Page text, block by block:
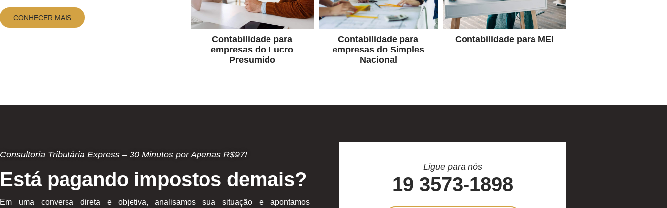
CONHECER MAIS
Lucro Presumido
Contabilidade para
empresas do Lucro
Presumido
Simples
Nacional
Contabilidade para
empresas do Simples
Nacional
Contabilidade
Contabilidade para MEI
Consultoria Tributária Express – 30 Minutos por Apenas R$97!
Está pagando impostos demais?
Em uma conversa direta e objetiva, analisamos sua situação e apontamos
Ligue para nós
19 3573-1898